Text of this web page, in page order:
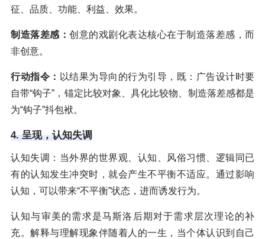
征、品质、功能、利益、效果。
制造落差感： 创意的戏剧化表达核心在于制造落差感，而
非创意。
行动指令： 以结果为导向的行为引导，既：广告设计时要
自带“钩子”，锚定比较对象、具化比较物、制造落差感都是
为“钩子”抖包袱。
4. 呈现，认知失调
认知失调：当外界的世界观、认知、风俗习惯、逻辑同已
有的认知发生冲突时，就会产生不平衡不适应。通过影响
认知，可以带来“不平衡”状态，进而诱发行为。
认知与审美的需求是马斯洛后期对于需求层次理论的补
充。解释与理解现象伴随着人的一生，当个体认识到自己